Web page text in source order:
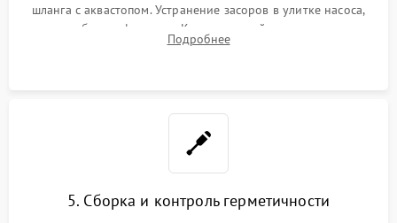
шланга с аквастопом. Устранение засоров в улитке насоса,
патрубках и фильтрах. Компонентный ремонт платы
управления, восстановление поврежденной проводки.
Подробнее
5. Сборка и контроль герметичности